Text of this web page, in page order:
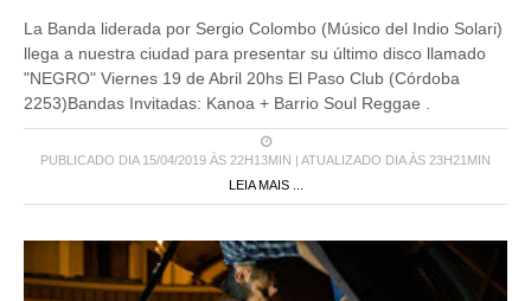
La Banda liderada por Sergio Colombo (Músico del Indio Solari)
llega a nuestra ciudad para presentar su último disco llamado
"NEGRO" Viernes 19 de Abril 20hs El Paso Club (Córdoba
2253)Bandas Invitadas: Kanoa + Barrio Soul Reggae .
PUBLICADO DIA 15/04/2019 ÀS 22H13MIN | ATUALIZADO DIA ÀS 23H21MIN
LEIA MAIS ...